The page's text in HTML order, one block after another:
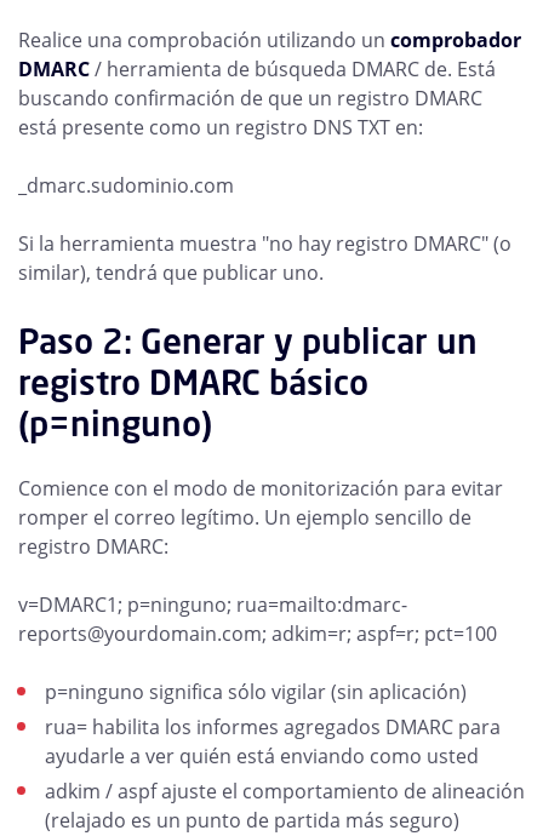
Realice una comprobación utilizando un comprobador
DMARC/ herramienta de búsqueda DMARC de. Está
buscando confirmación de que un registro DMARC
está presente como un registro DNS TXT en:
_dmarc.sudominio.com
Si la herramienta muestra "no hay registro DMARC" (o
similar), tendrá que publicar uno.
Paso 2: Generar y publicar un
registro DMARC básico
(p=ninguno)
Comience con el modo de monitorización para evitar
romper el correo legítimo. Un ejemplo sencillo de
registro DMARC:
v=DMARC1; p=ninguno; rua=mailto:dmarc-
reports@yourdomain.com; adkim=r; aspf=r; pct=100
p=ninguno significa sólo vigilar (sin aplicación)
rua= habilita los informes agregados DMARC para
ayudarle a ver quién está enviando como usted
adkim / aspf ajuste el comportamiento de alineación
(relajado es un punto de partida más seguro)